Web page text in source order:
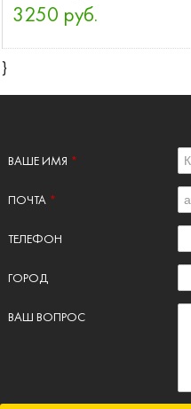
3250 руб.
}
ВАШЕ ИМЯ *
ПОЧТА *
ТЕЛЕФОН
ГОРОД
ВАШ ВОПРОС